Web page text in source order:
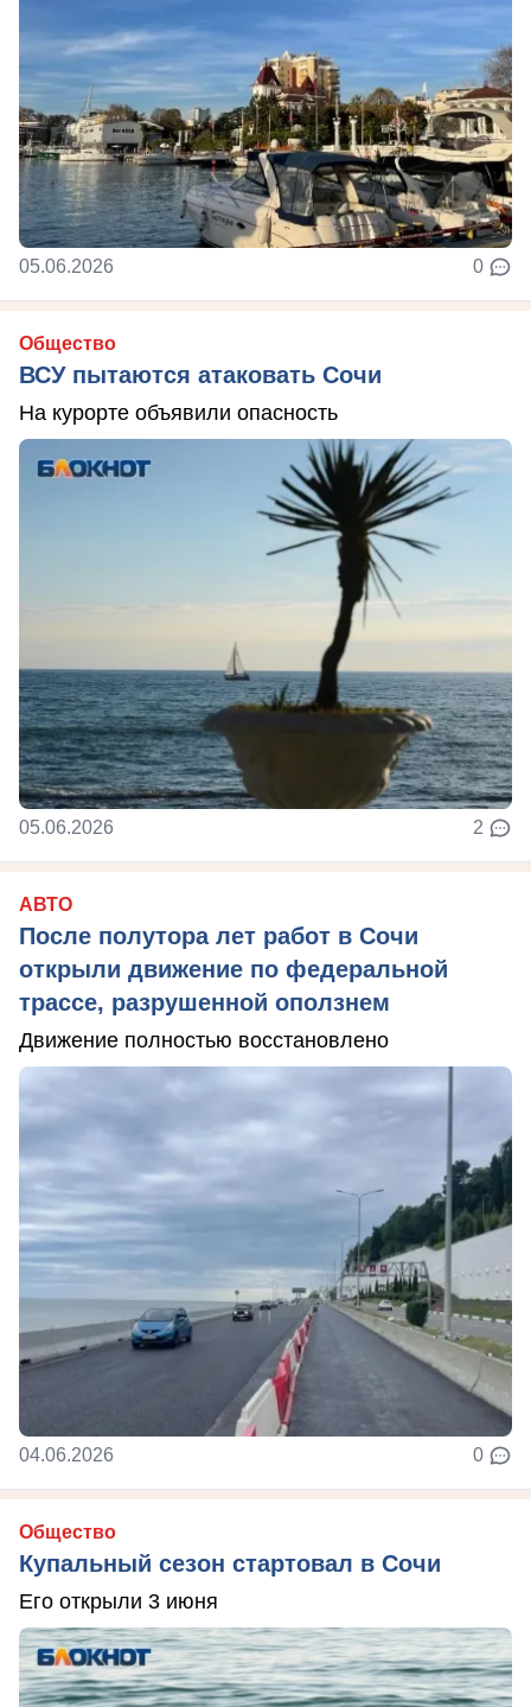
05.06.2026 0
Общество
ВСУ пытаются атаковать Сочи
На курорте объявили опасность
05.06.2026 2
АВТО
После полутора лет работ в Сочи
открыли движение по федеральной
трассе, разрушенной оползнем
Движение полностью восстановлено
04.06.2026 0
Общество
Купальный сезон стартовал в Сочи
Его открыли 3 июня